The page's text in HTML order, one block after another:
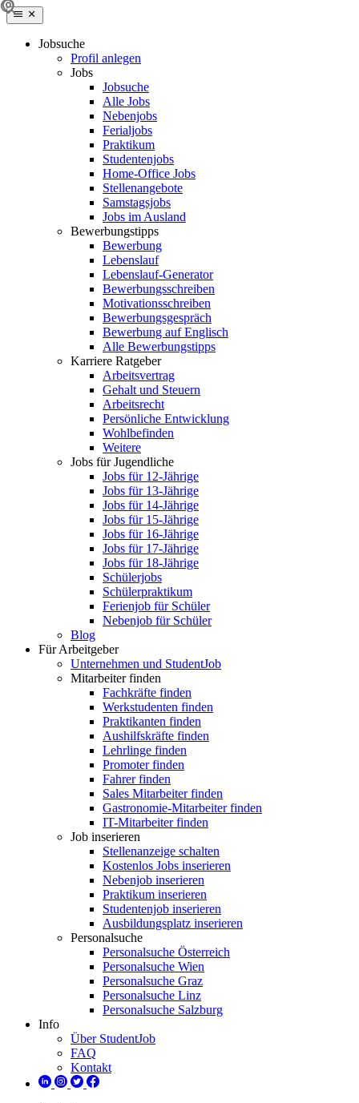
Jobsuche
Profil anlegen
Jobs
Jobsuche
Alle Jobs
Nebenjobs
Ferialjobs
Praktikum
Studentenjobs
Home-Office Jobs
Stellenangebote
Samstagsjobs
Jobs im Ausland
Bewerbungstipps
Bewerbung
Lebenslauf
Lebenslauf-Generator
Bewerbungsschreiben
Motivationsschreiben
Bewerbungsgespräch
Bewerbung auf Englisch
Alle Bewerbungstipps
Karriere Ratgeber
Arbeitsvertrag
Gehalt und Steuern
Arbeitsrecht
Persönliche Entwicklung
Wohlbefinden
Weitere
Jobs für Jugendliche
Jobs für 12-Jährige
Jobs für 13-Jährige
Jobs für 14-Jährige
Jobs für 15-Jährige
Jobs für 16-Jährige
Jobs für 17-Jährige
Jobs für 18-Jährige
Schülerjobs
Schülerpraktikum
Ferienjob für Schüler
Nebenjob für Schüler
Blog
Für Arbeitgeber
Unternehmen und StudentJob
Mitarbeiter finden
Fachkräfte finden
Werkstudenten finden
Praktikanten finden
Aushilfskräfte finden
Lehrlinge finden
Promoter finden
Fahrer finden
Sales Mitarbeiter finden
Gastronomie-Mitarbeiter finden
IT-Mitarbeiter finden
Job inserieren
Stellenanzeige schalten
Kostenlos Jobs inserieren
Nebenjob inserieren
Praktikum inserieren
Studentenjob inserieren
Ausbildungsplatz inserieren
Personalsuche
Personalsuche Österreich
Personalsuche Wien
Personalsuche Graz
Personalsuche Linz
Personalsuche Salzburg
Info
Über StudentJob
FAQ
Kontakt